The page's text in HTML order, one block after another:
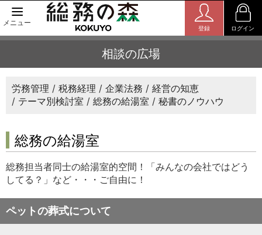
メニュー
登録 ログイン
相談の広場
労務管理 税務経理 企業法務
経営の知恵
テーマ別検討室
総務の給湯室 秘書のノウハウ
総務の給湯室
総務担当者同士の給湯室的空間！「みんなの会社ではどう
してる？」など・・・ご自由に！
ペットの葬式について